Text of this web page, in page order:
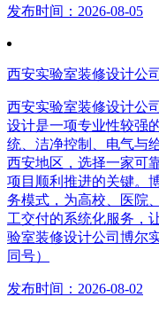
发布时间：2026-08-05
西安实验室装修设计公
西安实验室装修设计公
设计是一项专业性较强
统、洁净控制、电气与
西安地区，选择一家可
项目顺利推进的关键。
务模式，为高校、医院
工交付的系统化服务，
验室装修设计公司博尔
同号）
发布时间：2026-08-02